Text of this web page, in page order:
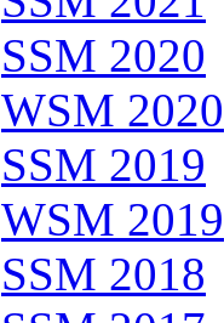
SSM 2020
WSM 2020
SSM 2019
WSM 2019
SSM 2018